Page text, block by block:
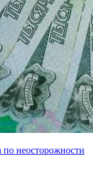
неосторожности